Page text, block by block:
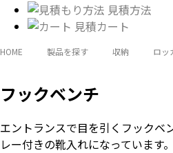
見積方法
見積カート
HOME 製品を探す 収納 ロッ
フックベンチ
エントランスで目を引くフックベ
レー付きの靴入れになっています。